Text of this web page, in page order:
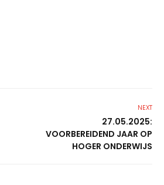
NEXT
27.05.2025:
VOORBEREIDEND JAAR OP
HOGER ONDERWIJS